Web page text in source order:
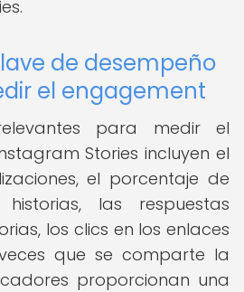
de desempeño
el engagement
para medir el
Stories incluyen el
el porcentaje de
las respuestas
los clics en los enlaces
que se comparte la
proporcionan una